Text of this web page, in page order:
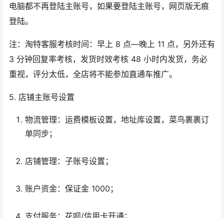
电脑都不再登陆主账号，如果要登陆主账号，网页版无痕
登陆。
注：淘特客服考核时间：早上 8 点—晚上 11 点，另外还有
3 分钟回复率考核，发货时效考核 48 小时内发货，务必
重视，评分太低，全店将不能参加直通车推广。
5. 店铺主账号设置
物流管理：运费模板设置，地址库设置，菜鸟裹裹订
单同步；
店铺管理：子账号设置；
账户资金：保证金 1000；